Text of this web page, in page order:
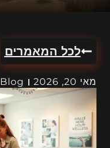
לכל המאמרים
מאי 20, 2026 Blog